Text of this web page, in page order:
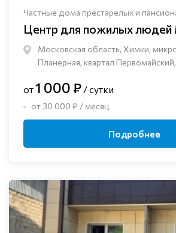
Частные дома престарелых и
Центр для пожилых людей
Московская область, Химки,
Планерная, квартал
от1 000 ₽ / сутки
от 30 000 ₽ / месяц
Подробнее